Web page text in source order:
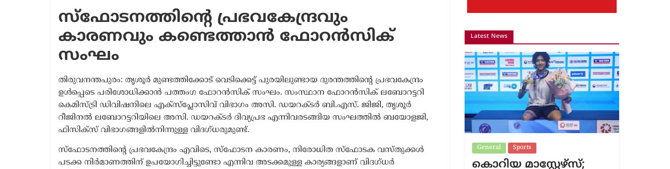
സ്ഫോടനത്തിന്‍റെ പ്രഭവകേന്ദ്രവും
കാരണവും കണ്ടെത്താൻ ഫോറൻസിക്
സംഘം
തിരുവനന്തപുരം: തൃശൂർ മുണ്ടത്തിക്കോട് വെടിക്കെട്ട് പുരയിലുണ്ടായ ദുരന്തത്തിന്‍റെ പ്രഭവകേന്ദ്രം
ഉൾപ്പെടെ പരിശോധിക്കാൻ പത്തംഗ ഫോറൻസിക് സംഘം. സംസ്ഥാന ഫോറൻസിക് ലബോറട്ടറി
കെമിസ്ട്രി ഡിവിഷനിലെ എക്സ്പ്ലോസിവ് വിഭാഗം അസി. ഡയറക്ടർ ബി.എസ്. ജിജി, തൃശൂർ
റീജിനൽ ലബോറട്ടറിയിലെ അസി. ഡയറക്ടർ ദിവ്യപ്രഭ എന്നിവരടങ്ങിയ സംഘത്തിൽ ബയോളജി,
ഫിസിക്സ് വിഭാഗങ്ങളിൽനിന്നുള്ള വിദഗ്ധരുമുണ്ട്.
സ്ഫോടനത്തിന്‍റെ പ്രഭവകേന്ദ്രം എവിടെ, സ്ഫോടന കാരണം, നിരോധിത സ്ഫോടക വസ്തുക്കൾ
പടക്ക നിർമാണത്തിന് ഉപയോഗിച്ചിട്ടുണ്ടോ എന്നിവ അടക്കമുള്ള കാര്യങ്ങളാണ് വിദഗ്ധർ
Latest News